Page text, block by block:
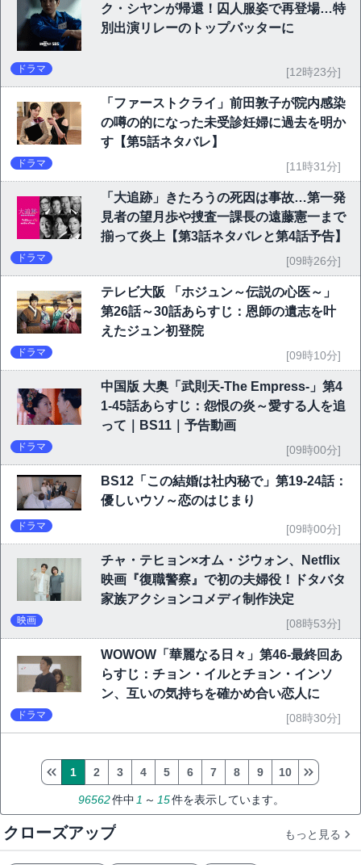
ク・シヤンが帰還！囚人服姿で再登場…特
別出演リレーのトップバッターに
ドラマ [12時23分]
「ファーストクライ」前田敦子が院内感染
の噂の的になった未受診妊婦に過去を明か
す【第5話ネタバレ】
ドラマ [11時31分]
「大追跡」きたろうの死因は事故…第一発
見者の望月歩や捜査一課長の遠藤憲一まで
揃って炎上【第3話ネタバレと第4話予告】
ドラマ [09時26分]
テレビ大阪 「ホジュン～伝説の心医～」
第26話～30話あらすじ：恩師の遺志を叶
えたジュン初登院
ドラマ [09時10分]
中国版 大奥「武則天-The Empress-」第4
1-45話あらすじ：怨恨の炎～愛する人を追
って｜BS11｜予告動画
ドラマ [09時00分]
BS12「この結婚は社内秘で」第19-24話：
優しいウソ～恋のはじまり
ドラマ [09時00分]
チャ・テヒョン×オム・ジウォン、Netflix
映画『復職警察』で初の夫婦役！ドタバタ
家族アクションコメディ制作決定
映画 [08時53分]
WOWOW「華麗なる日々」第46-最終回あ
らすじ：チョン・イルとチョン・インソ
ン、互いの気持ちを確かめ合い恋人に
ドラマ [08時30分]
96562件中 1 ～ 15件を表示しています。
1 2 3 4 5 6 7 8 9 10
クローズアップ もっと見る